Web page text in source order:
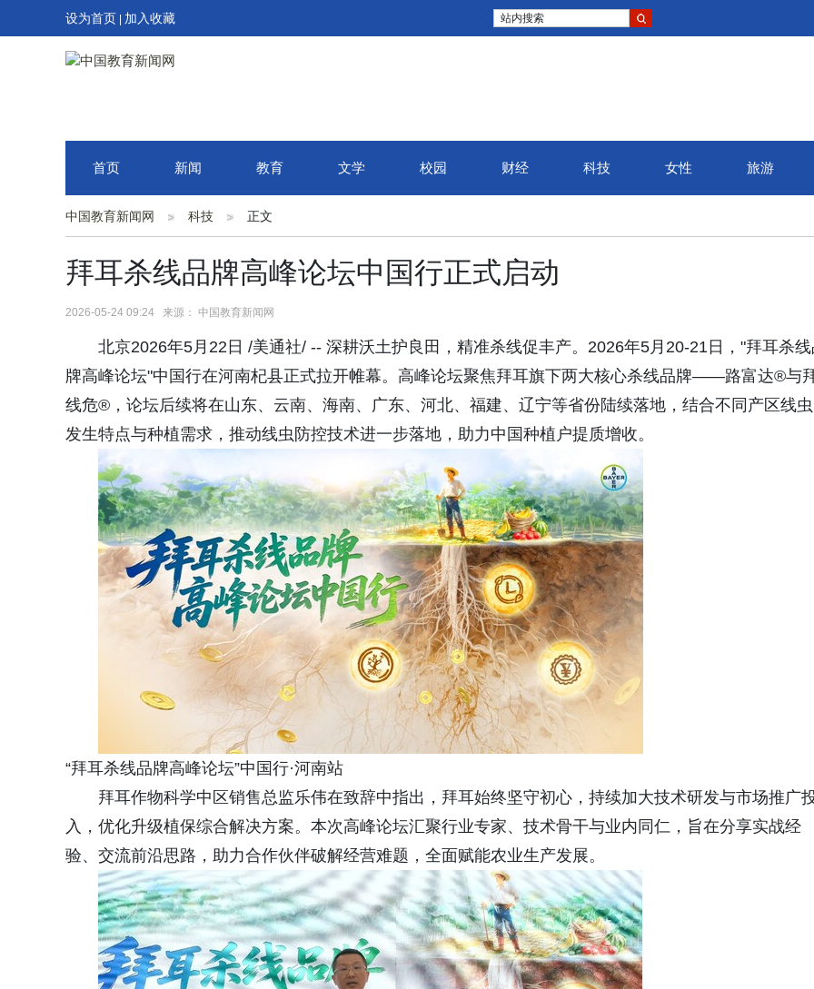
设为首页 加入收藏 站内搜索
首页 新闻 教育 文学 校园 财经 科技 女性 旅游
中国教育新闻网 科技 正文
拜耳杀线品牌高峰论坛中国行正式启动
2026-05-24 09:24 来源： 中国教育新闻网
北京2026年5月22日 /美通社/ -- 深耕沃土护良田，精准杀线促丰产。2026年5月20-21日，"拜耳杀线
牌高峰论坛"中国行在河南杞县正式拉开帷幕。高峰论坛聚焦拜耳旗下两大核心杀线品牌——路富达®与
线危®，论坛后续将在山东、云南、海南、广东、河北、福建、辽宁等省份陆续落地，结合不同产区线虫
发生特点与种植需求，推动线虫防控技术进一步落地，助力中国种植户提质增收。
“拜耳杀线品牌高峰论坛”中国行·河南站
拜耳作物科学中区销售总监乐伟在致辞中指出，拜耳始终坚守初心，持续加大技术研发与市场推广
入，优化升级植保综合解决方案。本次高峰论坛汇聚行业专家、技术骨干与业内同仁，旨在分享实战经
验、交流前沿思路，助力合作伙伴破解经营难题，全面赋能农业生产发展。